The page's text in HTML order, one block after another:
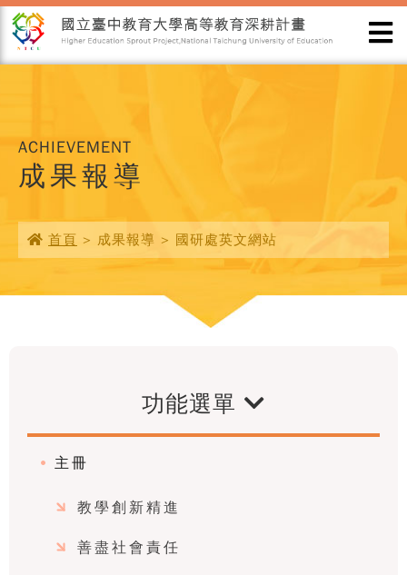
ACHIEVEMENT
成果報導
首頁 > 成果報導 > 國研處英文網站
功能選單
主冊
教學創新精進
善盡社會責任